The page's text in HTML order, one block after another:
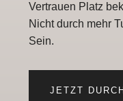
Vertrauen Platz
Nicht durch mehr
Sein.
JETZT